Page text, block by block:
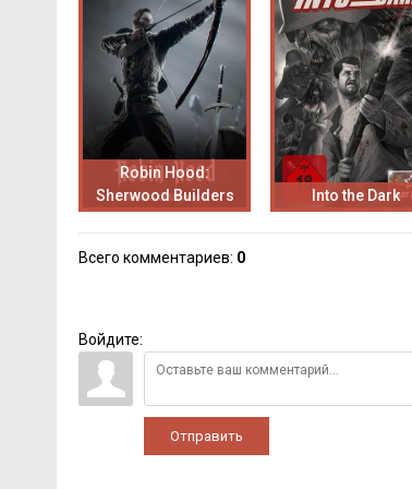
Robin Hood:
Sherwood Builders
Into the Dark
Всего комментариев: 0
Войдите:
Отправить